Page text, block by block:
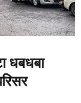
धबधबा